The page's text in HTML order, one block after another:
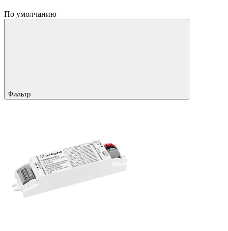
По умолчанию
Фильтр